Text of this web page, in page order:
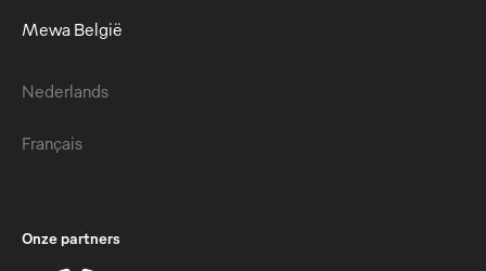
Mewa België
Nederlands
Français
Onze partners